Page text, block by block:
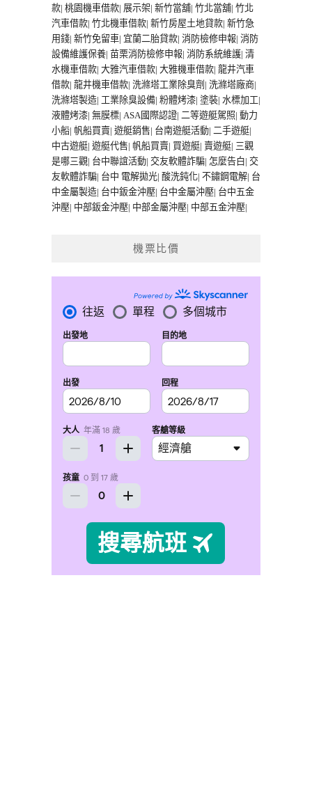
款| 桃園機車借款| 展示架| 新竹當舖| 竹北當舖| 竹北
汽車借款| 竹北機車借款| 新竹房屋土地貸款| 新竹急
用錢| 新竹免留車| 宜蘭二胎貸款| 消防檢修申報| 消防
設備維護保養| 苗栗消防檢修申報| 消防系統維護| 清
水機車借款| 大雅汽車借款| 大雅機車借款| 龍井汽車
借款| 龍井機車借款| 洗滌塔工業除臭劑 | 洗滌塔廠商|
洗滌塔製造| 工業除臭設備| 粉體烤漆| 塗裝| 水標加工|
液體烤漆| 無膜標| ASA國際認證| 二等遊艇駕照| 動力
小船| 帆船買賣| 遊艇銷售| 台南遊艇活動| 二手遊艇|
中古遊艇| 遊艇代售| 帆船買賣| 買遊艇| 賣遊艇| 三觀
是哪三觀| 台中聯誼活動| 交友軟體詐騙| 怎麼告白| 交
友軟體詐騙| 台中 電解拋光| 酸洗鈍化| 不鏽鋼電解| 台
中金屬製造| 台中鈑金沖壓| 台中金屬沖壓| 台中五金
沖壓| 中部鈑金沖壓| 中部金屬沖壓| 中部五金沖壓|
機票比價